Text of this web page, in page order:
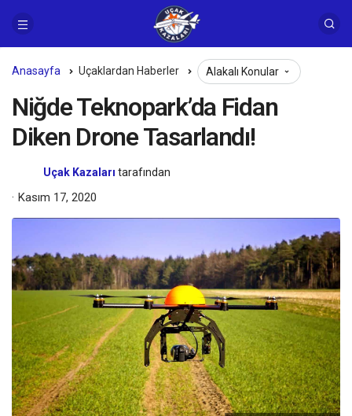
Anasayfa Uçaklardan Haberler Alakalı Konular
Niğde Teknopark’da Fidan
Diken Drone Tasarlandı!
Uçak Kazaları tarafından
Kasım 17, 2020